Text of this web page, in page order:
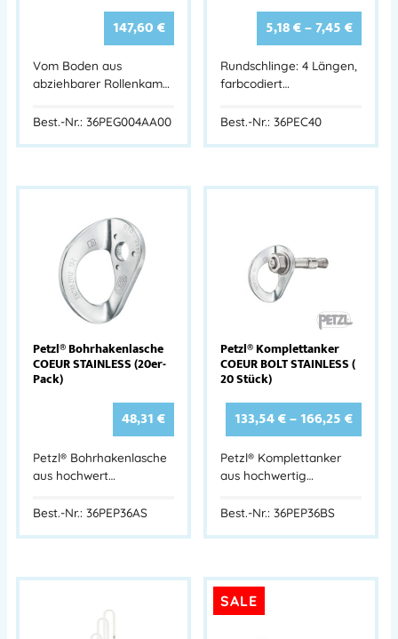
147,60€
Vom Boden aus
abziehbarer Rollenkam…
Best.-Nr.: 36PEG004AA00
5,18€–7,45€
Rundschlinge: 4 Längen,
farbcodiert…
Best.-Nr.: 36PEC40
Petzl® Bohrhakenlasche
COEUR STAINLESS (20er-
Pack)
48,31€
Petzl® Bohrhakenlasche
aus hochwert…
Best.-Nr.: 36PEP36AS
Petzl® Komplettanker
COEUR BOLT STAINLESS (
20 Stück)
133,54€–166,25€
Petzl® Komplettanker
aus hochwertig…
Best.-Nr.: 36PEP36BS
SALE